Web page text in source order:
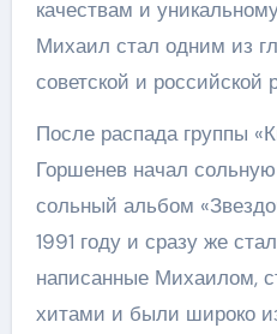
качествам и
Михаил стал одним из
советской и российской
После распада группы
Горшенев начал
сольный альбом
1991 году и сразу же
написанные Михаилом,
хитами и были широко